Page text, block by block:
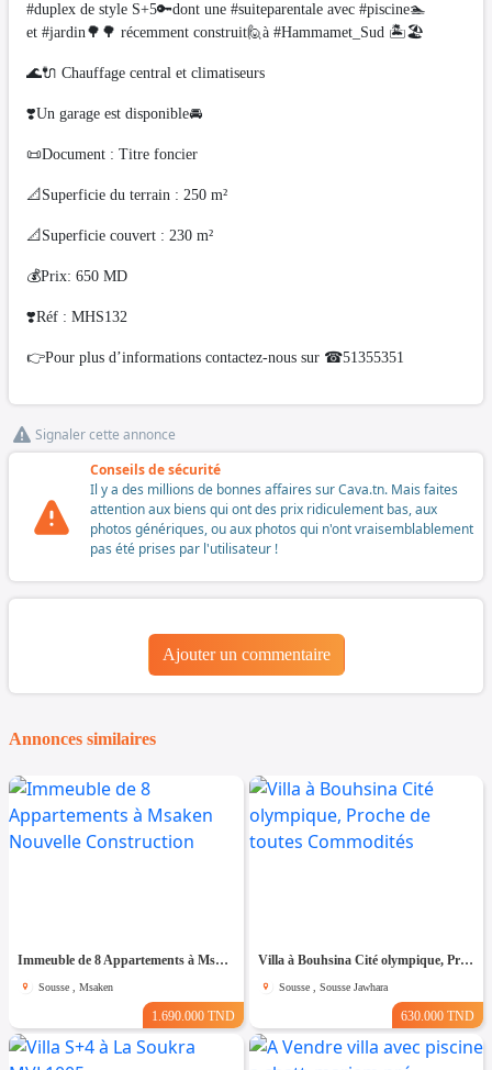
#duplex de style S+5🔑dont une #suiteparentale avec #piscine🏊
et #jardin🌳🌳 récemment construit🙋à #Hammamet_Sud 🏝🏖
🌊🔌 Chauffage central et climatiseurs
❣️Un garage est disponible🚘
📜Document : Titre foncier
📐Superficie du terrain : 250 m²
📐Superficie couvert : 230 m²
💰Prix: 650 MD
❣️Réf : MHS132
👉Pour plus d’informations contactez-nous sur ☎51355351
Signaler cette annonce
Conseils de sécurité
Il y a des millions de bonnes affaires sur Cava.tn. Mais faites
attention aux biens qui ont des prix ridiculement bas, aux
photos génériques, ou aux photos qui n'ont vraisemblablement
pas été prises par l'utilisateur !
Ajouter un commentaire
Annonces similaires
Immeuble de 8 Appartements à Msaken Nouvelle Construction
Sousse , Msaken
1.690.000 TND
Villa à Bouhsina Cité olympique, Proche de toutes Commodités
Sousse , Sousse Jawhara
630.000 TND